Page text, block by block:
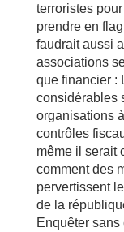
terroristes
prendre en
faudrait aussi
associations
que financier :
considérables
organisations
contrôles
même il serait
comment des
pervertissent
de la
Enquêter